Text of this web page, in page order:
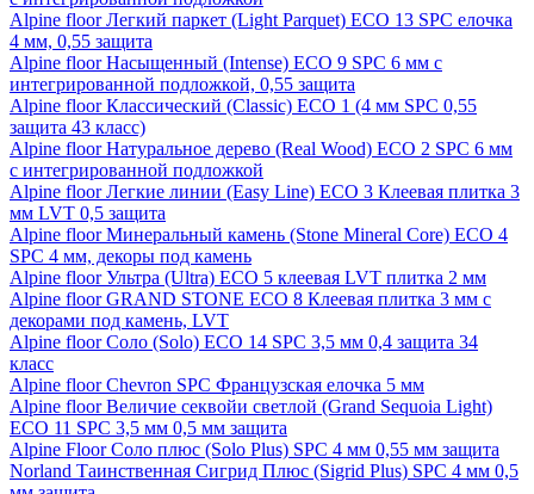
Alpine floor Легкий паркет (Light Parquet) ECO 13 SPC елочка
4 мм, 0,55 защита
Alpine floor Насыщенный (Intense) ECO 9 SPC 6 мм с
интегрированной подложкой, 0,55 защита
Alpine floor Классический (Classic) ECO 1 (4 мм SPC 0,55
защита 43 класс)
Alpine floor Натуральное дерево (Real Wood) ECO 2 SPC 6 мм
с интегрированной подложкой
Alpine floor Легкие линии (Easy Line) ECO 3 Клеевая плитка 3
мм LVT 0,5 защита
Alpine floor Минеральный камень (Stone Mineral Core) ECO 4
SPC 4 мм, декоры под камень
Alpine floor Ультра (Ultra) ECO 5 клеевая LVT плитка 2 мм
Alpine floor GRAND STONE ECO 8 Клеевая плитка 3 мм с
декорами под камень, LVT
Alpine floor Соло (Solo) ECO 14 SPC 3,5 мм 0,4 защита 34
класс
Alpine floor Chevron SPC Французская елочка 5 мм
Alpine floor Величие секвойи светлой (Grand Sequoia Light)
ECO 11 SPC 3,5 мм 0,5 мм защита
Alpine Floor Соло плюс (Solo Plus) SPC 4 мм 0,55 мм защита
Norland Таинственная Сигрид Плюс (Sigrid Plus) SPC 4 мм 0,5